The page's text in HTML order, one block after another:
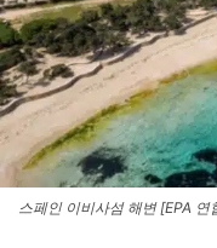
스페인 이비사섬 해변 [EPA